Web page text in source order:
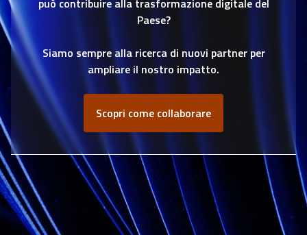
può contribuire alla trasformazione digitale del
Paese?
Siamo sempre alla ricerca di nuovi partner per
ampliare il nostro impatto.
Scopri come collaborare